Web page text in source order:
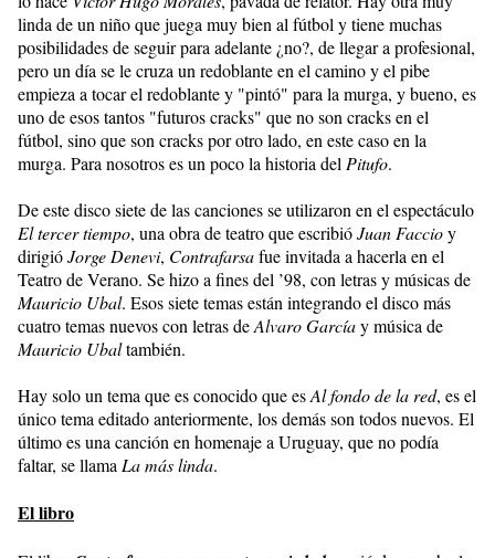
linda de un niño que juega muy bien al fútbol y tiene muchas
posibilidades de seguir para adelante ¿no?, de llegar a profesional,
pero un día se le cruza un redoblante en el camino y el pibe
empieza a tocar el redoblante y "pintó" para la murga, y bueno, es
uno de esos tantos "futuros cracks" que no son cracks en el
fútbol, sino que son cracks por otro lado, en este caso en la
murga. Para nosotros es un poco la historia delPitufo.
De este disco siete de las canciones se utilizaron en el espectáculo
El tercer tiempo, una obra de teatro que escribióJuan Faccioy
dirigióJorge Denevi, Contrafarsafue invitada a hacerla en el
Teatro de Verano. Se hizo a fines del ’98, con letras y músicas de
Mauricio Ubal. Esos siete temas están integrando el disco más
cuatro temas nuevos con letras deAlvaro Garcíay música de
Mauricio Ubaltambién.
Hay solo un tema que es conocido que esAl fondo de la red, es el
único tema editado anteriormente, los demás son todos nuevos. El
último es una canción en homenaje a Uruguay, que no podía
faltar, se llamaLa más linda.
El libro